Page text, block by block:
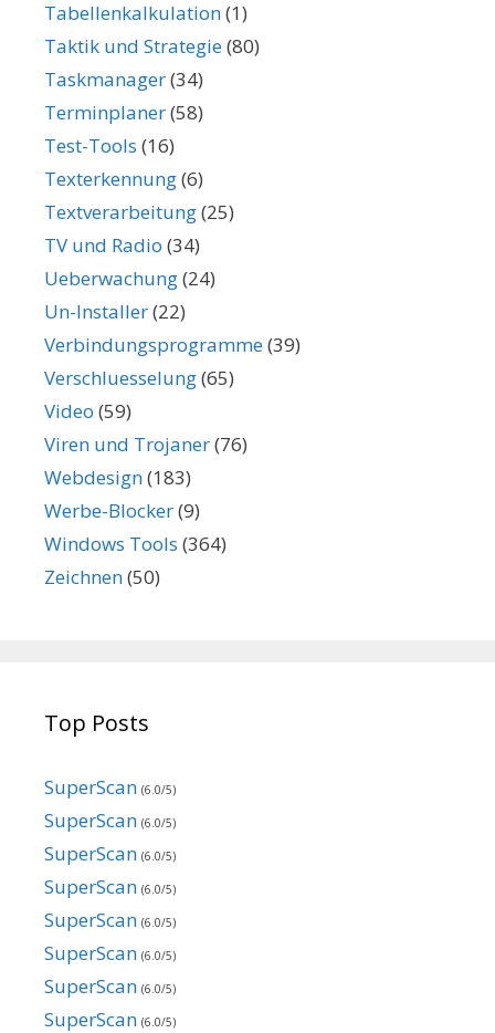
Tabellenkalkulation(1)
Taktik und Strategie(80)
Taskmanager(34)
Terminplaner(58)
Test-Tools (16)
Texterkennung(6)
Textverarbeitung(25)
TV und Radio (34)
Ueberwachung(24)
Un-Installer(22)
Verbindungsprogramme(39)
Verschluesselung(65)
Video (59)
Viren und Trojaner(76)
Webdesign(183)
Werbe-Blocker(9)
Windows Tools (364)
Zeichnen(50)
Top Posts
SuperScan (6.0/5)
SuperScan (6.0/5)
SuperScan (6.0/5)
SuperScan (6.0/5)
SuperScan (6.0/5)
SuperScan (6.0/5)
SuperScan (6.0/5)
SuperScan (6.0/5)